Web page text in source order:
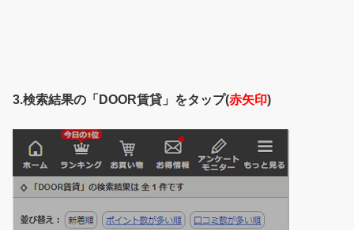
3.検索結果の「DOOR賃貸」をタップ(赤矢印)